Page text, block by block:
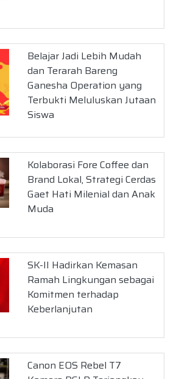
Belajar Jadi Lebih Mudah
dan Terarah Bareng
Ganesha Operation yang
Terbukti Meluluskan Jutaan
Siswa
Kolaborasi Fore Coffee dan
Brand Lokal, Strategi Cerdas
Gaet Hati Milenial dan Anak
Muda
SK-II Hadirkan Kemasan
Ramah Lingkungan sebagai
Komitmen terhadap
Keberlanjutan
Canon EOS Rebel T7